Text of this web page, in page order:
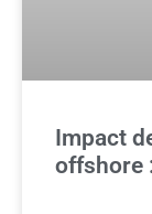
Impact
offshore